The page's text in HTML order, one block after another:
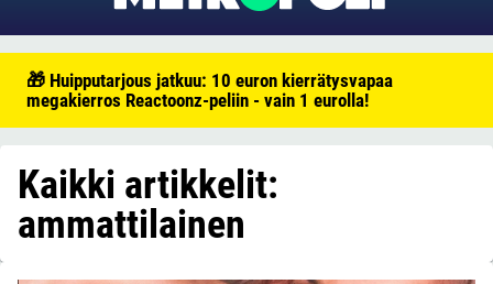
🎁 Huipputarjous jatkuu: 10 euron kierrätysvapaa
megakierros Reactoonz-peliin - vain 1 eurolla!
Kaikki artikkelit:
ammattilainen